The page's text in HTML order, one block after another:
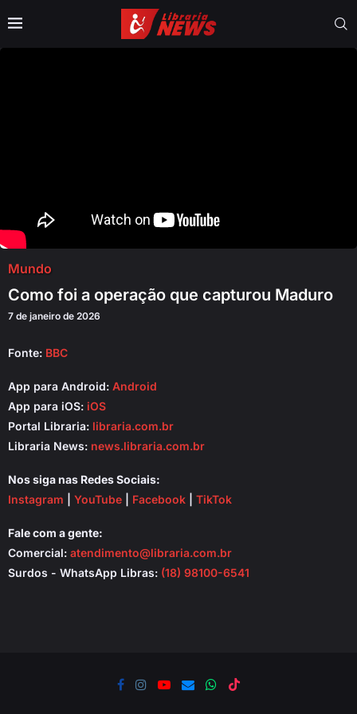
Mundo
Como foi a operação que capturou Maduro
7 de janeiro de 2026
Fonte: BBC
App para Android: Android
App para iOS: iOS
Portal Libraria: libraria.com.br
Libraria News: news.libraria.com.br
Nos siga nas Redes Sociais:
Instagram
YouTube Facebook TikTok
Fale com a gente:
Comercial: atendimento@libraria.com.br
Surdos - WhatsApp Libras: (18) 98100-6541